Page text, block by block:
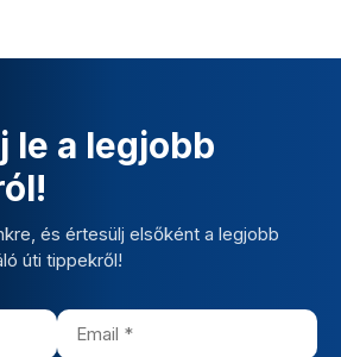
le a legjobb
és értesülj elsőként a legjobb
úti tippekről!